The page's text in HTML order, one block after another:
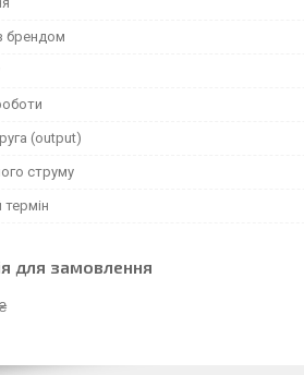
брендом
(output)
струму
термін
для замовлення